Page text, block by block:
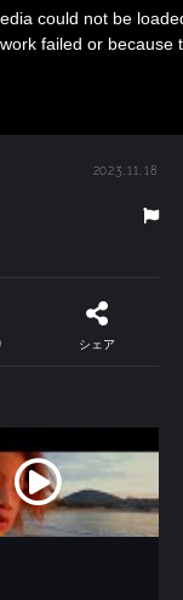
could not be
failed or because
2023.11.18
シェア